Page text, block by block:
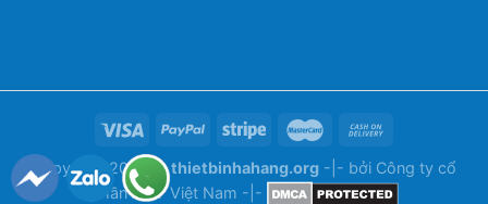
Copyright 2026 ©thietbinhahang.org -|- bởi Công ty cổ
phần ANY Việt Nam -|-